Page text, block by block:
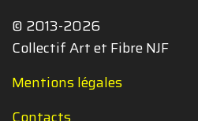
© 2013-2026
Collectif Art et Fibre NJF
Mentions légales